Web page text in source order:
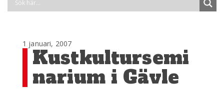
1 januari, 2007
Kustkultursemi
narium i Gävle